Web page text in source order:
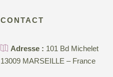
CONTACT
Adresse : 101 Bd Michelet
13009 MARSEILLE – France